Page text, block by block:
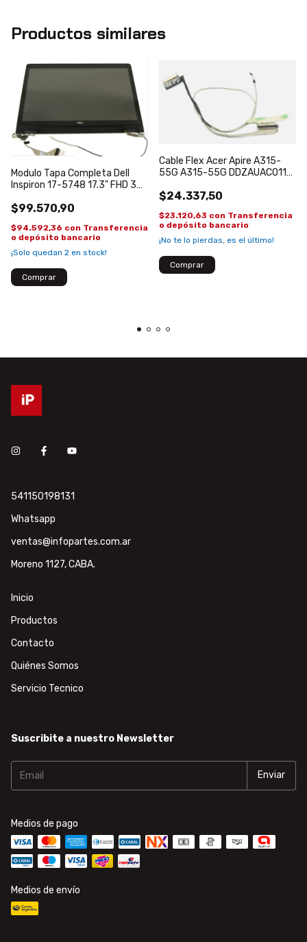
Productos similares
Modulo Tapa Completa Dell
Inspiron 17-5748 17.3" FHD 30
$99.570,90
$94.592,36 con Transferencia
o depósito bancario
¡Solo quedan 2 en stock!
Cable Flex Acer Apire A315-
55G A315-55G DDZAUAC011
$24.337,50
$23.120,63 con Transferencia
o depósito bancario
¡No te lo pierdas, es el último!
541150198131
Whatsapp
ventas@infopartes.com.ar
Moreno 1127, CABA.
Inicio
Productos
Contacto
Quiénes Somos
Servicio Tecnico
Suscribite a nuestro Newsletter
Medios de pago
Medios de envío